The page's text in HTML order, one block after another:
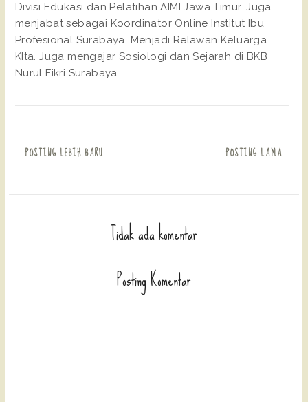
Divisi Edukasi dan Pelatihan AIMI Jawa Timur. Juga
menjabat sebagai Koordinator Online Institut Ibu
Profesional Surabaya. Menjadi Relawan Keluarga
KIta. Juga mengajar Sosiologi dan Sejarah di BKB
Nurul Fikri Surabaya.
POSTING LEBIH BARU POSTING LAMA
Tidak ada komentar
Posting Komentar